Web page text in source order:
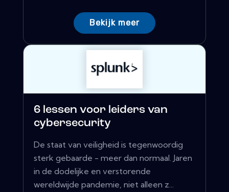
Bekijk meer
6 lessen voor leiders van
cybersecurity
De staat van veiligheid is tegenwoordig
sterk gebaarde - meer dan normaal. Jaren
in de dodelijke en verstorende
wereldwijde pandemie, niet alleen z...